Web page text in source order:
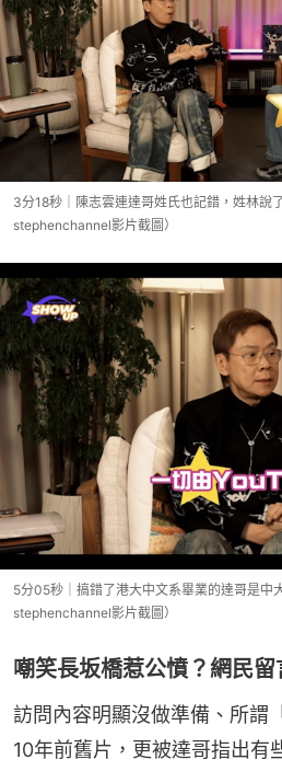
3分18秒｜陳志雲連達哥姓氏也記錯，姓林說
stephenchannel影片截圖）
5分05秒｜搞錯了港大中文系畢業的達哥是中
stephenchannel影片截圖）
嘲笑長坂橋惹公憤？網民
訪問內容明顯沒做準備、所謂
10年前舊片，更被達哥指出有